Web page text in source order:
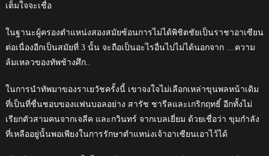
เต็มใจจะเชื่อ
ในฐานะผู้ครองตำแหน่งสองสมัยซ้อนการไม่ได้พิชิตชัยเป็นราชาอาเซียน
ต่อเนื่องอีกเป็นสมัยที่ 3 นั้น จะถือเป็นอะไรอื่นไปไม่ได้นอกจาก …ความ
ล้มเหลวของทัพช้างศึก..
ในการนำทัพมาของราเยวัชครั้งนี้ เขาจงใจไม่เลือกเหล่าขุนพลหน้าเดิม
ที่เป็นที่ชื่นชอบของแฟนบอลอย่าง สารัช ชารีลและเกริกฤทธิ์ อีกทั้งไม่
เรียกตัวสามคนจากเจลีค และกวินทร์ จากเบลเยี่ยม ด้วยเชื่อว่า ขุมกำลัง
ที่เหลืออยู่นั้นพอเพียงในการรักษาตำแหน่งเจ้าอาเซียนเอาไว้ได้